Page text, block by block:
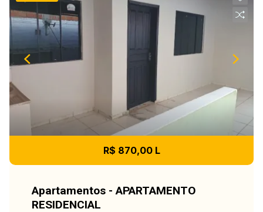
R$ 870,00 L
Apartamentos - APARTAMENTO
RESIDENCIAL